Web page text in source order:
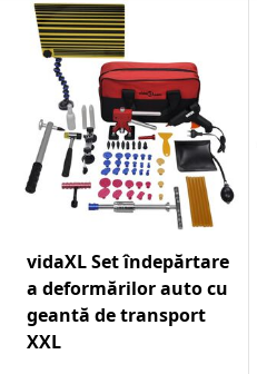
vidaXL Set îndepărtare
a deformărilor auto cu
geantă de transport
XXL